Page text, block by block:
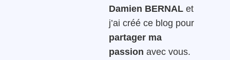
Damien BERNAL et
j’ai créé ce blog pour
partager ma
passion avec vous.